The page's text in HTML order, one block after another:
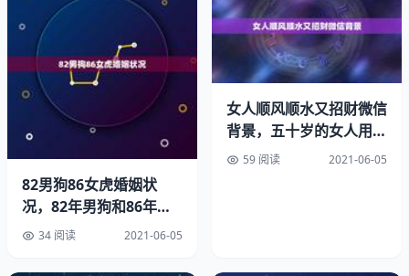
低调，勤勤恳恳地工作，很少会去参与外界的八卦和流言。
对于周围同事的，也很少去理会。因为长期比较保守的性
格，有十足的正义感，的团队内或公司内任职就会得到比较
好的重视，但因为局势会有所变化，行业内的发展也会有所
起伏，所以事业上出现灾难的时候，会令属牛人非常难以接
受。
73年属牛47岁有一灾
健康小凶
82男狗86女虎婚姻状
况，82年男狗和86年女
虎能在一起
34 阅读 2021-06-05
女人顺风顺水又招财微信
背景，五十岁的女人用什
么样的微信头像最招财今
59 阅读 2021-06-05